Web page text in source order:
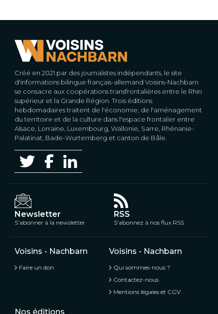
Créé en 2021 par des journalistes indépendants, le site
d'informations bilingue français-allemand Voisins-Nachbarn
se consacre aux coopérations transfrontalières entre le Rhin
supérieur et la Grande Région. Trois éditions
hebdomadaires traitent de l'économie, de l'aménagement
du territoire et de la culture dans l'espace frontalier entre
Alsace, Lorraine, Luxembourg, Wallonie, Sarre, Rhénanie-
Palatinat, Bade-Wurtemberg et canton de Bâle.
Newsletter
S’abonner à la newsletter
RSS
S’abonnez à nos flux RSS
Voisins - Nachbarn
Faire un don
Voisins - Nachbarn
Qui sommes-nous ?
Contactez-nous
Mentions légales et CGV
Nos éditions